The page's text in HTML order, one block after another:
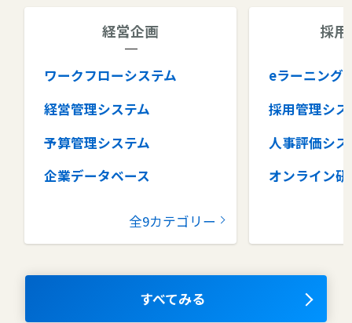
経営企画
ワークフローシステム
経営管理システム
予算管理システム
企業データベース
コラボレーションツール
ナレッジマネジメントツール
全9カテゴリー
採
eラーニング
採用管理シス
人事評価シ
オンライン研
タレントマ
OKRツール
すべてみる